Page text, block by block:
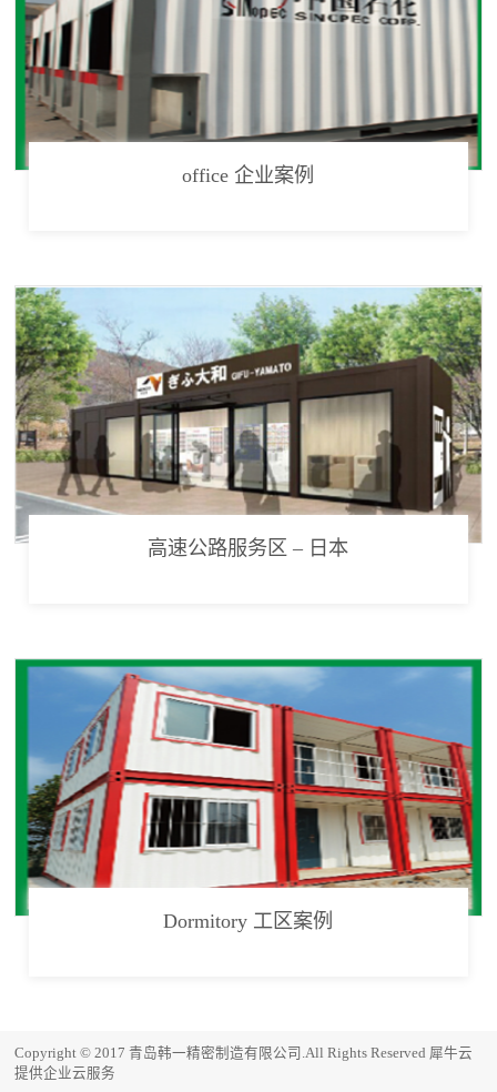
office 企业案例
高速公路服务区 – 日本
Dormitory 工区案例
Copyright © 2017 青岛韩一精密制造有限公司.All Rights Reserved 犀牛云
提供企业云服务